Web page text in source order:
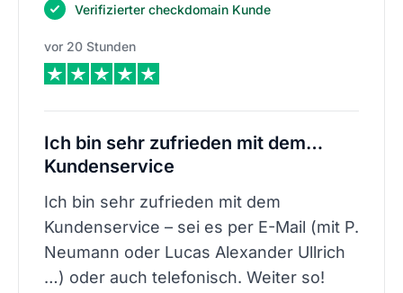
Verifizierter checkdomain Kunde
vor 20 Stunden
Ich bin sehr zufrieden mit dem…
Kundenservice
Ich bin sehr zufrieden mit dem
Kundenservice – sei es per E-Mail (mit P.
Neumann oder Lucas Alexander Ullrich
…) oder auch telefonisch. Weiter so!